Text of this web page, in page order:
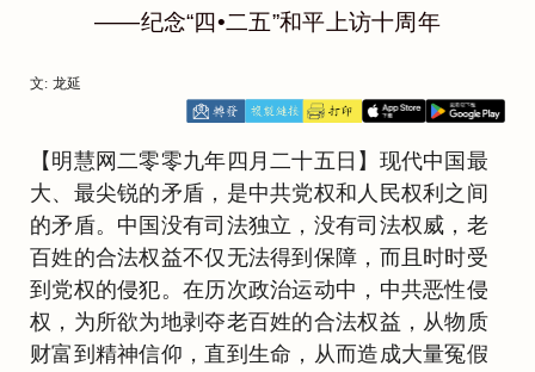
——纪念“四•二五”和平上访十周年
文: 龙延
【明慧网二零零九年四月二十五日】现代中国最
大、最尖锐的矛盾，是中共党权和人民权利之间
的矛盾。中国没有司法独立，没有司法权威，老
百姓的合法权益不仅无法得到保障，而且时时受
到党权的侵犯。在历次政治运动中，中共恶性侵
权，为所欲为地剥夺老百姓的合法权益，从物质
财富到精神信仰，直到生命，从而造成大量冤假